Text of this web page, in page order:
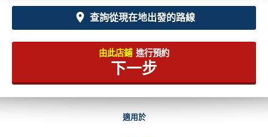
查詢從現在地出發的路線
由此店鋪 進行預約
下一步
適用於